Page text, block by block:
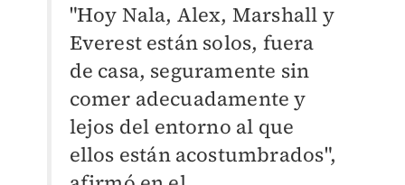
"Hoy Nala, Alex, Marshall y
Everest están solos, fuera
de casa, seguramente sin
comer adecuadamente y
lejos del entorno al que
ellos están acostumbrados",